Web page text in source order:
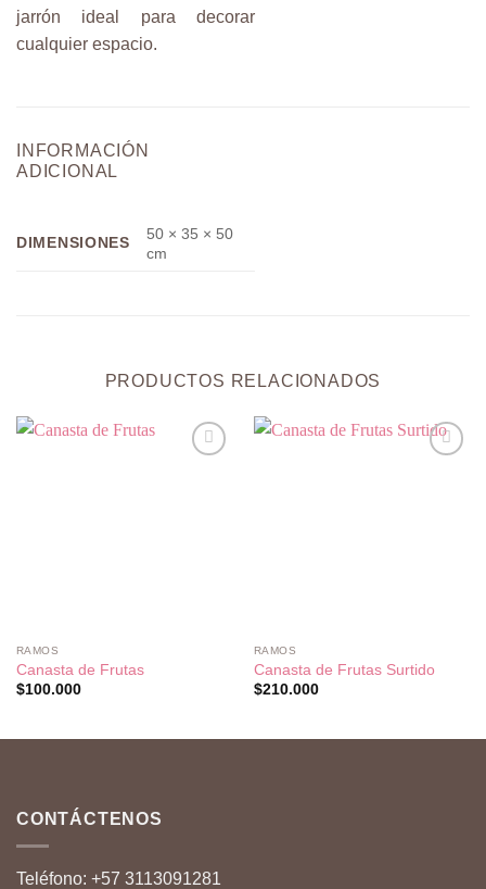
jarrón ideal para decorar
cualquier espacio.
INFORMACIÓN
ADICIONAL
DIMENSIONES
50 × 35 × 50
cm
PRODUCTOS RELACIONADOS
RAMOS
Canasta de Frutas
$100.000
RAMOS
Canasta de Frutas Surtido
$210.000
CONTÁCTENOS
Teléfono: +57 3113091281